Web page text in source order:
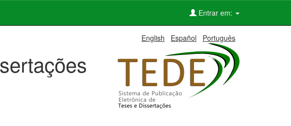
Entrar em:
English Español Português